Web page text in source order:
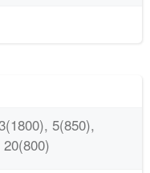
5(850),